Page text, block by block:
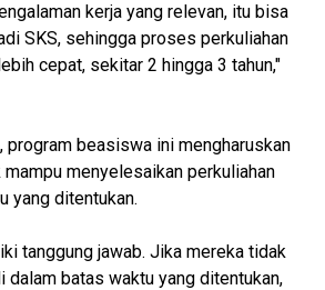
kerja yang relevan, itu bisa
SKS, sehingga proses perkuliahan
cepat, sekitar 2 hingga 3 tahun,"
program beasiswa ini mengharuskan
menyelesaikan perkuliahan
yang ditentukan.
tanggung jawab. Jika mereka tidak
dalam batas waktu yang ditentukan,